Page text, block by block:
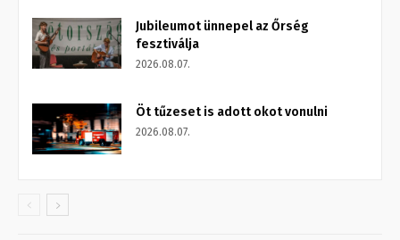
Jubileumot ünnepel az Őrség
fesztiválja
2026.08.07.
Öt tűzeset is adott okot vonulni
2026.08.07.